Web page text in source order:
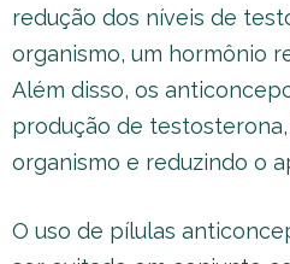
redução dos níveis de
organismo, um hormônio
Além disso, os
produção de
organismo e reduzindo o
O uso de pílulas